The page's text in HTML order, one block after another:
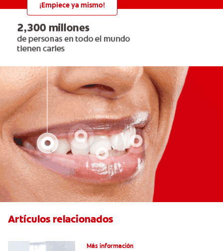
¡Empiece ya mismo!
Artículos relacionados
Más información